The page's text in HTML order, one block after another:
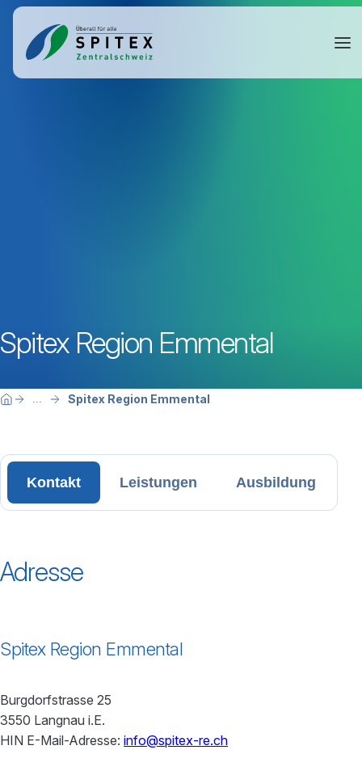
Spitex Region Emmental
Breadcrumbnavigation
Sie befinden sich hier:
Home ... Spitex Region Emmental
Kontakt Leistungen Ausbildung
Adresse
Spitex Region Emmental
Burgdorfstrasse 25
3550 Langnau i.E.
HIN E-Mail-Adresse: info@spitex-re.ch